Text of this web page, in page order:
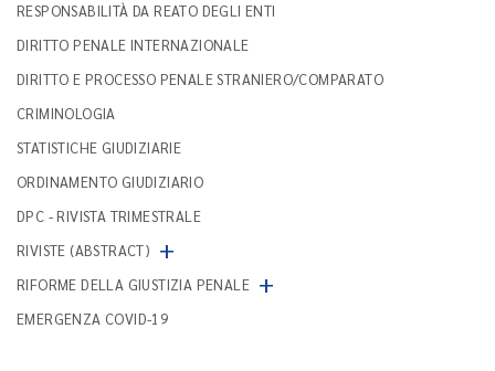
RESPONSABILITÀ DA REATO DEGLI ENTI
DIRITTO PENALE INTERNAZIONALE
DIRITTO E PROCESSO PENALE STRANIERO/COMPARATO
CRIMINOLOGIA
STATISTICHE GIUDIZIARIE
ORDINAMENTO GIUDIZIARIO
DPC - RIVISTA TRIMESTRALE
RIVISTE (ABSTRACT) +
RIFORME DELLA GIUSTIZIA PENALE +
EMERGENZA COVID-19